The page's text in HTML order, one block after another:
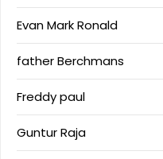
Evan Mark Ronald
father Berchmans
Freddy paul
Guntur Raja